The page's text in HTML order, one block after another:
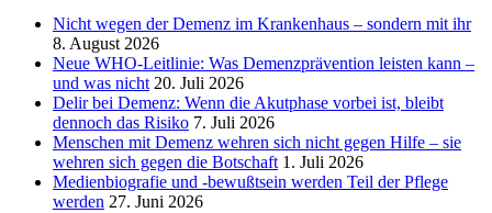
Nicht wegen der Demenz im Krankenhaus – sondern mit ihr
8. August 2026
Neue WHO-Leitlinie: Was Demenzprävention leisten kann –
und was nicht 20. Juli 2026
Delir bei Demenz: Wenn die Akutphase vorbei ist, bleibt
dennoch das Risiko 7. Juli 2026
Menschen mit Demenz wehren sich nicht gegen Hilfe – sie
wehren sich gegen die Botschaft 1. Juli 2026
Medienbiografie und -bewußtsein werden Teil der Pflege
werden 27. Juni 2026